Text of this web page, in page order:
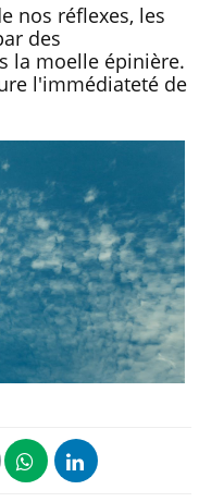
nos réflexes, les
des
la moelle épinière.
l'immédiateté de